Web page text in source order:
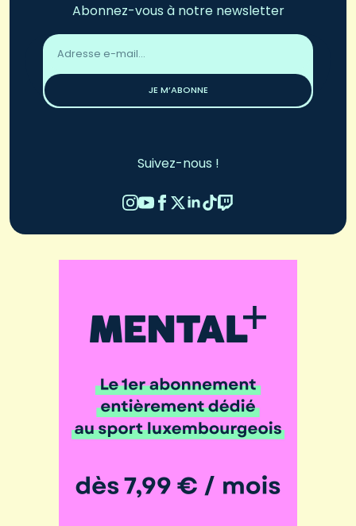
Abonnez-vous à notre newsletter
Adresse
email
JE M’ABONNE
Suivez-nous !